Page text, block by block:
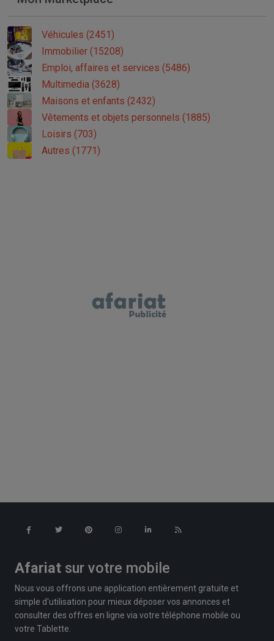
Véhicules (2451)
Immobilier (15208)
Emploi, affaires et services (5486)
Multimedia (3628)
Maisons et enfants (2432)
Vêtements et objets personnels (1885)
Loisirs (703)
Autres (1771)
Afariat sur votre mobile
Nous vous offrons une application entièrement gratuite et
simple d'utilisation pour mieux déposer vos annonces et
consulter des offres en ligne via votre téléphone mobile ou
votre Tablette.